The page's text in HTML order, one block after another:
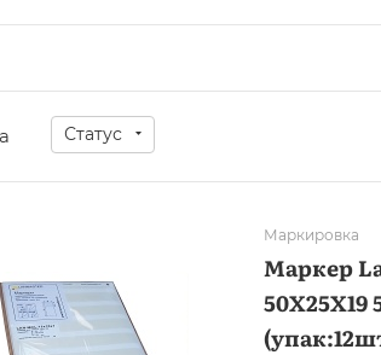
Статус
Маркировка
Маркер